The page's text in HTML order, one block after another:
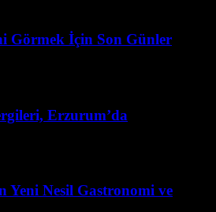
Görmek İçin Son Günler
Erzurum’da
Yeni Nesil Gastronomi ve